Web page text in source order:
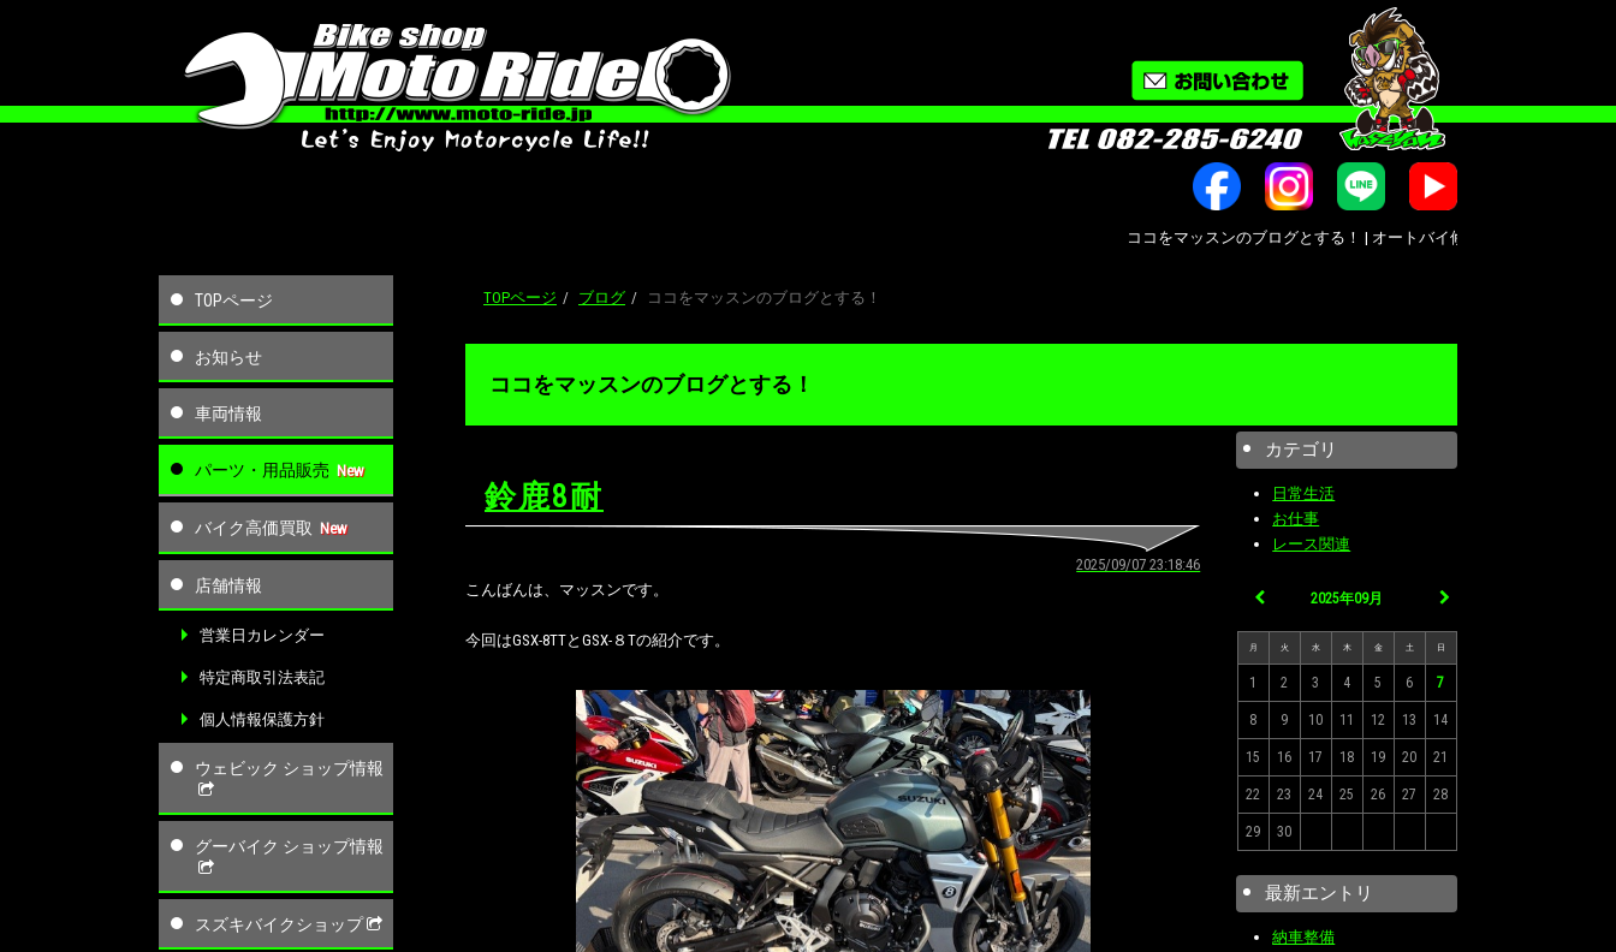
ココをマッスンのブログとする！ | オートバイ修理・カスタム・新車中古車販
TOPページ
お知らせ
車両情報
パーツ・用品販売
バイク高価買取
店舗情報
営業日カレンダー
特定商取引法表記
個人情報保護方針
ウェビック ショップ情報
グーバイク ショップ情報
スズキバイクショップ
TOPページ ブログ ココをマッスンのブログとする！
ココをマッスンのブログとする！
鈴鹿8耐
2025/09/07 23:18:46
こんばんは、マッスンです。
今回はGSX-8TTとGSX-８Tの紹介です。
カテゴリ
日常生活
お仕事
レース関連
2025年09月
月 火 水 木 金 土 日
1 2 3 4 5 6 7
8 9 10 11 12 13 14
15 16 17 18 19 20 21
22 23 24 25 26 27 28
29 30
最新エントリ
納車整備